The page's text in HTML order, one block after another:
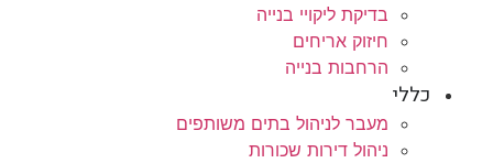
בדיקת ליקויי בנייה
חיזוק אריחים
הרחבות בנייה
כללי
מעבר לניהול בתים משותפים
ניהול דירות שכורות